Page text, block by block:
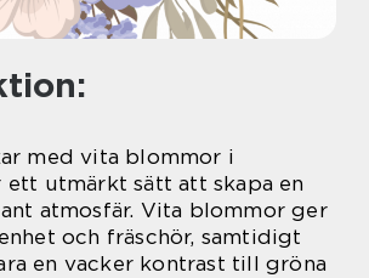
med vita blommor i
ett utmärkt sätt att skapa en
atmosfär. Vita blommor ger
och fräschör, samtidigt
en vacker kontrast till gröna